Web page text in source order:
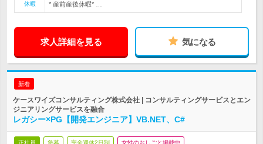
休暇
* 産前産後休暇* …
求人詳細を見る 気になる
新着
ケースワイズコンサルティング株式会社 | コンサルティングサービスとエン
ジニアリングサービスを融合
レガシー×PG【開発エンジニア】VB.NET、C#
正社員 急募 完全週休2日制 女性のおしごと掲載中